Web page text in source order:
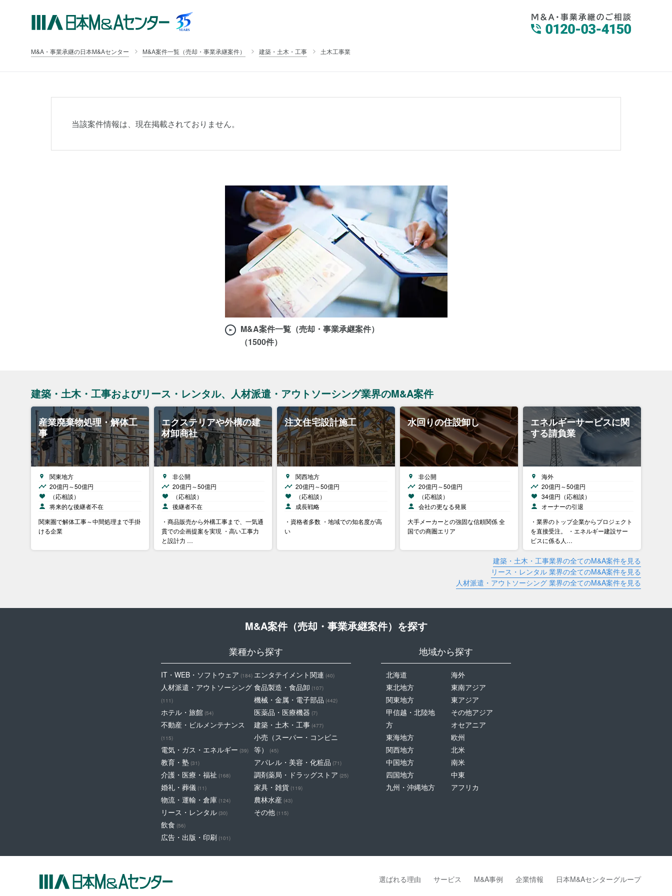
M&A・事業承継の日本M&Aセンター M&A案件一覧（売却・事業承継案件） 建築・土木・工事 土木工事業
当該案件情報は、現在掲載されておりません。
M&A案件一覧（売却・事業承継案件）
（1500件）
建築・土木・工事およびリース・レンタル、人材派遣・アウトソーシング業界のM&A案件
産業廃棄物処理・解体工
事
関東地方
20億円～50億円
（応相談）
将来的な後継者不在
関東圏で解体工事～中間処理まで手掛
ける企業
エクステリアや外構の建
材卸商社
非公開
20億円～50億円
（応相談）
後継者不在
・商品販売から外構工事まで、一気通
貫での企画提案を実現 ・高い工事力
と設計力 …
注文住宅設計施工
関西地方
20億円～50億円
（応相談）
成長戦略
・資格者多数 ・地域での知名度が高
い
水回りの住設卸し
非公開
20億円～50億円
（応相談）
会社の更なる発展
大手メーカーとの強固な信頼関係 全
国での商圏エリア
エネルギーサービスに関
する請負業
海外
20億円～50億円
34億円（応相談）
オーナーの引退
・業界のトップ企業からプロジェクト
を直接受注。 ・エネルギー建設サー
ビスに係る人…
建築・土木・工事業界の全てのM&A案件を見る
リース・レンタル 業界の全てのM&A案件を見る
人材派遣・アウトソーシング 業界の全てのM&A案件を見る
M&A案件（売却・事業承継案件）を探す
業種から探す
IT・WEB・ソフトウェア (184)
人材派遣・アウトソーシング
(111)
ホテル・旅館 (54)
不動産・ビルメンテナンス
(115)
電気・ガス・エネルギー (39)
教育・塾 (31)
介護・医療・福祉 (168)
婚礼・葬儀 (11)
物流・運輸・倉庫 (124)
リース・レンタル (30)
飲食 (56)
広告・出版・印刷 (101)
エンタテイメント関連 (40)
食品製造・食品卸 (107)
機械・金属・電子部品 (442)
医薬品・医療機器 (7)
建築・土木・工事 (477)
小売（スーパー・コンビニ
等）
(45)
アパレル・美容・化粧品 (71)
調剤薬局・ドラッグストア (25)
家具・雑貨 (119)
農林水産 (43)
その他 (115)
地域から探す
北海道
東北地方
関東地方
甲信越・北陸地
方
東海地方
関西地方
中国地方
四国地方
九州・沖縄地方
海外
東南アジア
東アジア
その他アジア
オセアニア
欧州
北米
南米
中東
アフリカ
選ばれる理由 サービス M&A事例 企業情報 日本M&Aセンターグループ